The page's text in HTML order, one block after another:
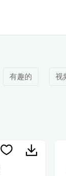
有趣的 视